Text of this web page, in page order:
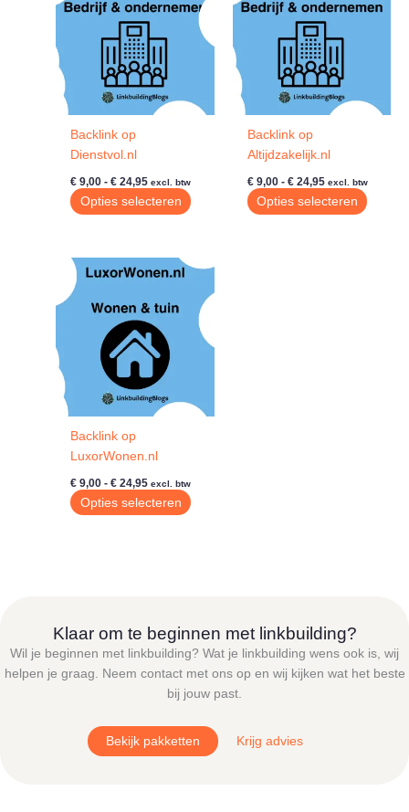
Backlink op
Dienstvol.nl
€ 9,00 - € 24,95 Prijsklasse:
€ 9,00
tot
excl. btw
Opties selecteren
Dit
Deze
optie
kan
op
Backlink op
Altijdzakelijk.nl
€9,00 - €24,95Prijsklasse:
€ 9,00
tot
excl. btw
Opties selecteren
Dit
Backlink op
LuxorWonen.nl
€ 9,00 - € 24,95 Prijsklasse:
€ 9,00
tot
excl. btw
Opties selecteren
Dit
kan
gekozen
worden
op
productpagina
Klaar om te beginnen met linkbuilding?
Wil je beginnen met linkbuilding? Wat je linkbuilding wens ook is, wij
helpen je graag. Neem contact met ons op en wij kijken wat het beste
bij jouw past.
Bekijk pakketten Krijg advies